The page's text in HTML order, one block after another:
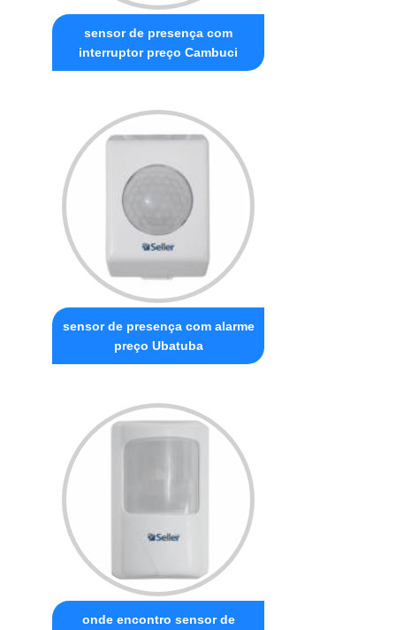
sensor de presença com
interruptor preço Cambuci
sensor de presença com alarme
preço Ubatuba
onde encontro sensor de